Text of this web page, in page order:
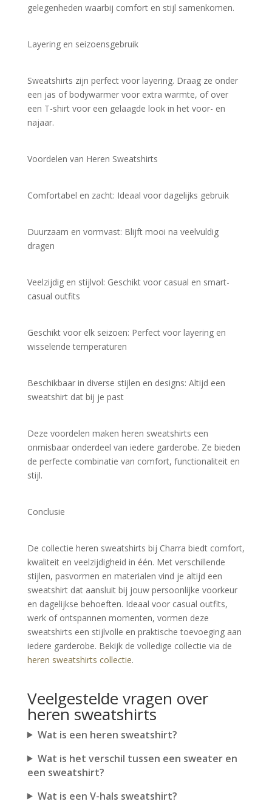
gelegenheden waarbij comfort en stijl samenkomen.
Layering en seizoensgebruik
Sweatshirts zijn perfect voor layering. Draag ze onder
een jas of bodywarmer voor extra warmte, of over
een T-shirt voor een gelaagde look in het voor- en
najaar.
Voordelen van Heren Sweatshirts
Comfortabel en zacht: Ideaal voor dagelijks gebruik
Duurzaam en vormvast: Blijft mooi na veelvuldig
dragen
Veelzijdig en stijlvol: Geschikt voor casual en smart-
casual outfits
Geschikt voor elk seizoen: Perfect voor layering en
wisselende temperaturen
Beschikbaar in diverse stijlen en designs: Altijd een
sweatshirt dat bij je past
Deze voordelen maken heren sweatshirts een
onmisbaar onderdeel van iedere garderobe. Ze bieden
de perfecte combinatie van comfort, functionaliteit en
stijl.
Conclusie
De collectie heren sweatshirts bij Charra biedt comfort,
kwaliteit en veelzijdigheid in één. Met verschillende
stijlen, pasvormen en materialen vind je altijd een
sweatshirt dat aansluit bij jouw persoonlijke voorkeur
en dagelijkse behoeften. Ideaal voor casual outfits,
werk of ontspannen momenten, vormen deze
sweatshirts een stijlvolle en praktische toevoeging aan
heren sweatshirts collectie.
Veelgestelde vragen over
heren sweatshirts
Wat is een heren sweatshirt?
Wat is het verschil tussen een sweater en
een sweatshirt?
Wat is een V-hals sweatshirt?